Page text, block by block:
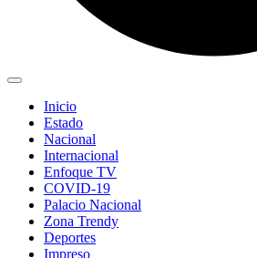
Inicio
Estado
Nacional
Internacional
Enfoque TV
COVID-19
Palacio Nacional
Zona Trendy
Deportes
Impreso